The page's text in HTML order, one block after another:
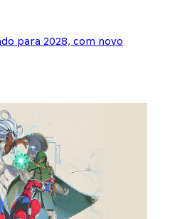
para 2028, com novo